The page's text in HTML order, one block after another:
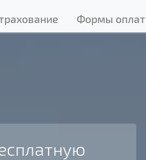
Формы оплат